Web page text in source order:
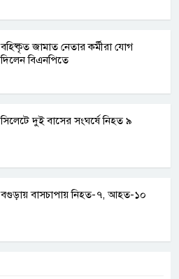
বহিষ্কৃত জামাত নেতার কর্মীরা যোগ
দিলেন বিএনপিতে
সিলেটে দুই বাসের সংঘর্ষে নিহত ৯
বগুড়ায় বাসচাপায় নিহত-৭, আহত-১০